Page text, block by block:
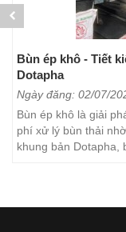
Bùn ép khô - Tiết
Dotapha
Ngày đăng: 02/07/
Bùn ép khô là giải
phí xử lý bùn thải
khung bản Dotapha,